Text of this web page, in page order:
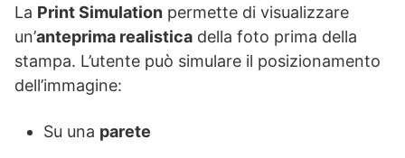
La Print Simulation permette di visualizzare
un’anteprima realistica della foto prima della
stampa. L’utente può simulare il posizionamento
dell’immagine:
Su una parete